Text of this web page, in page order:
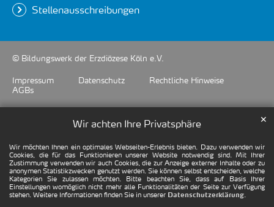
Wir achten Ihre Privatsphäre
Wir möchten Ihnen ein optimales Webseiten-Erlebnis bieten. Dazu verwenden wir
Cookies, die für das Funktionieren unserer Website notwendig sind. Mit Ihrer
Zustimmung verwenden wir auch Cookies, die zur Anzeige externer Inhalte oder zu
anonymen Statistikzwecken genutzt werden. Sie können selbst entscheiden, welche
Kategorien Sie zulassen möchten. Bitte beachten Sie, dass auf Basis Ihrer
Einstellungen womöglich nicht mehr alle Funktionalitäten der Seite zur Verfügung
stehen. Weitere Informationen finden Sie in unserer Datenschutzerklärung.
✕
Stellenausschreibungen
© Bildungswerk der Erzdiözese Köln e.V.
Impressum
Datenschutz
Rechtliche Hinweise
AGBs